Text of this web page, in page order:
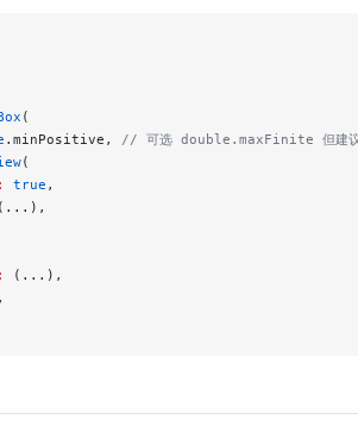
(
.minPositive, // 可选 double.maxFinite 但建
(
: true ,
:
(...),